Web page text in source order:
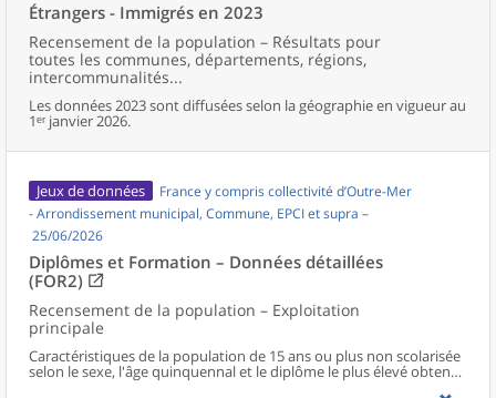
Étrangers - Immigrés en 2023
Recensement de la population – Résultats pour
toutes les communes, départements, régions,
intercommunalités...
Les données 2023 sont diffusées selon la géographie en vigueur au
1ᵉʳ janvier 2026.
Jeux de données
France y compris collectivité d’Outre-Mer
- Arrondissement municipal, Commune, EPCI et supra –
25/06/2026
Diplômes et Formation – Données détaillées
(FOR2)
Recensement de la population – Exploitation
principale
Caractéristiques de la population de 15 ans ou plus non scolarisée
selon le sexe, l'âge quinquennal et le diplôme le plus élevé obtenu
au niveau communal et supracommunal pour la France hors